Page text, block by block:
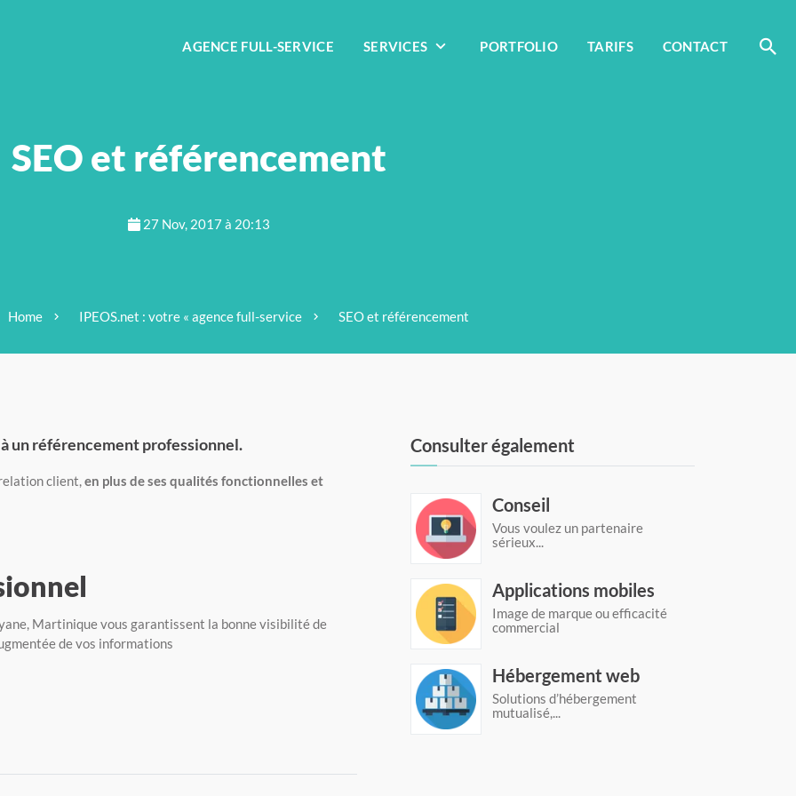
AGENCE FULL-SERVICE SERVICES PORTFOLIO TARIFS CONTACT
SEO et référencement
27 Nov, 2017 à 20:13
Home IPEOS.net : votre « agence full-service SEO et référencement
un référencement professionnel.
client,en plus de ses qualités fonctionnelles et
Martinique vous garantissent la bonne visibilité de
de vos informations
Consulter également
Conseil
Vous voulez un partenaire
sérieux...
Applications mobiles
Image de marque ou efficacité
commercial
Hébergement web
Solutions d’hébergement
mutualisé,...